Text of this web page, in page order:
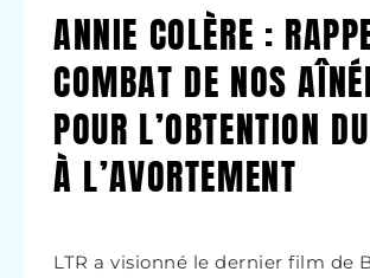
ANNIE COLÈRE :
COMBAT DE NOS
POUR L’OBTENTION
À L’AVORTEMENT
LTR a visionné le dernier film de